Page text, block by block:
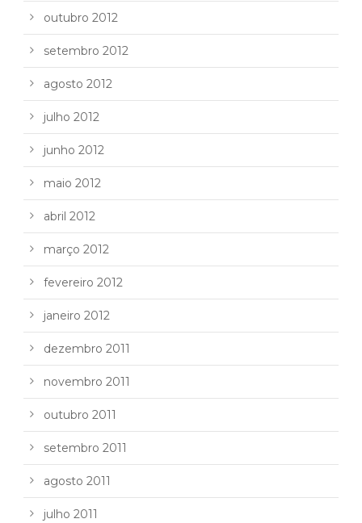
outubro 2012
setembro 2012
agosto 2012
julho 2012
junho 2012
maio 2012
abril 2012
março 2012
fevereiro 2012
janeiro 2012
dezembro 2011
novembro 2011
outubro 2011
setembro 2011
agosto 2011
julho 2011